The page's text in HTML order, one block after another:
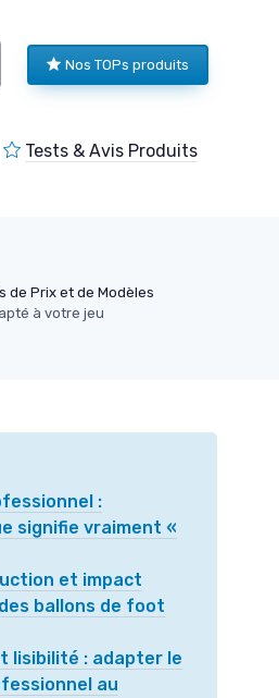
Nos TOPs produits
Tests & Avis Produits
de Prix et de Modèles
à votre jeu
:
signifie vraiment «
et impact
ballons de foot
lisibilité : adapter le
au